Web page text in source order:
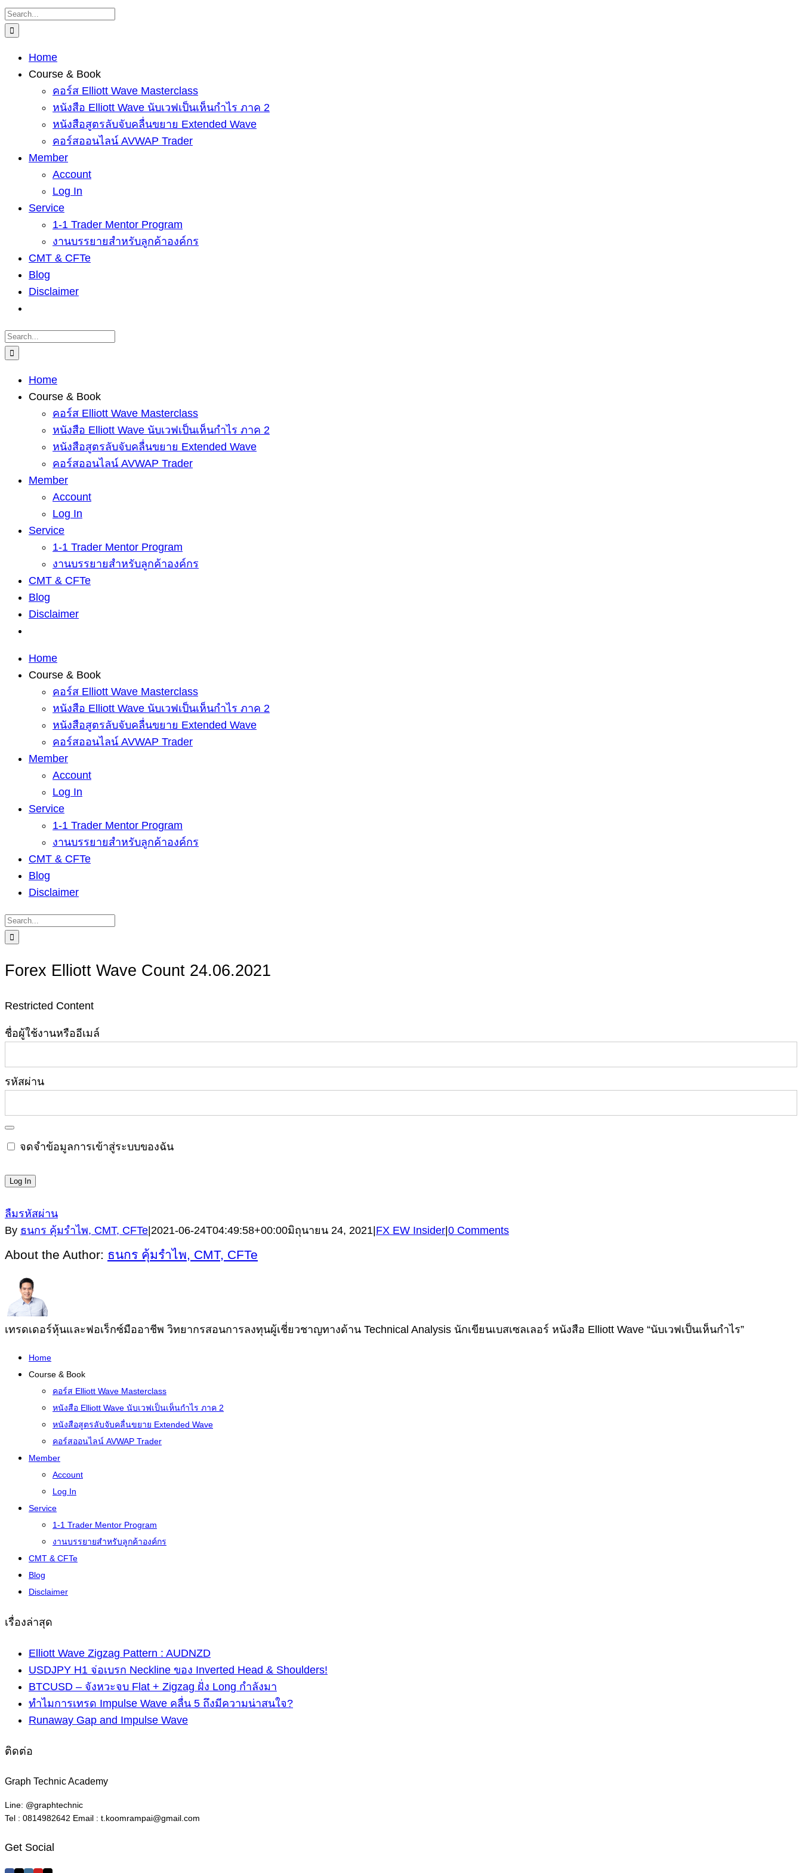
Skip
to
Search
for:
Home
Course & Book
คอร์ส Elliott Wave Masterclass
หนังสือ Elliott Wave นับเวฟเป็นเห็นกำไร ภาค 2
หนังสือสูตรลับจับคลื่นขยาย Extended Wave
คอร์สออนไลน์ AVWAP Trader
Member
Account
Log In
Service
1-1 Trader Mentor Program
งานบรรยายสำหรับลูกค้าองค์กร
CMT & CFTe
Blog
Disclaimer
Search
for:
Home
Course & Book
คอร์ส Elliott Wave Masterclass
หนังสือ Elliott Wave นับเวฟเป็นเห็นกำไร ภาค 2
หนังสือสูตรลับจับคลื่นขยาย Extended Wave
คอร์สออนไลน์ AVWAP Trader
Member
Account
Log In
Service
1-1 Trader Mentor Program
งานบรรยายสำหรับลูกค้าองค์กร
CMT & CFTe
Blog
Disclaimer
Home
Course & Book
คอร์ส Elliott Wave Masterclass
หนังสือ Elliott Wave นับเวฟเป็นเห็นกำไร ภาค 2
หนังสือสูตรลับจับคลื่นขยาย Extended Wave
คอร์สออนไลน์ AVWAP Trader
Member
Account
Log In
Service
1-1 Trader Mentor Program
งานบรรยายสำหรับลูกค้าองค์กร
CMT & CFTe
Blog
Disclaimer
Search
for:
Forex Elliott Wave Count 24.06.2021
Restricted Content
ชื่อผู้ใช้งานหรืออีเมล์
รหัสผ่าน
จดจำข้อมูลการเข้าสู่ระบบของฉัน
ลืมรหัสผ่าน
By ธนกร คุ้มรำไพ, CMT, CFTe|2021-06-24T04:49:58+00:00มิถุนายน 24, 2021|FX EW Insider|0 Comments
About the Author: ธนกร คุ้มรำไพ, CMT, CFTe
เทรดเดอร์หุ้นและฟอเร็กซ์มืออาชีพ วิทยากรสอนการลงทุนผู้เชี่ยวชาญทางด้าน Technical Analysis นักเขียนเบสเซลเลอร์ หนังสือ Elliott Wave “นับเวฟเป็นเห็นกำไร”
Home
Course & Book
คอร์ส Elliott Wave Masterclass
หนังสือ Elliott Wave นับเวฟเป็นเห็นกำไร ภาค 2
หนังสือสูตรลับจับคลื่นขยาย Extended Wave
คอร์สออนไลน์ AVWAP Trader
Member
Account
Log In
Service
1-1 Trader Mentor Program
งานบรรยายสำหรับลูกค้าองค์กร
CMT & CFTe
Blog
Disclaimer
เรื่องล่าสุด
Elliott Wave Zigzag Pattern : AUDNZD
USDJPY H1 จ่อเบรก Neckline ของ Inverted Head & Shoulders!
BTCUSD – จังหวะจบ Flat + Zigzag ฝั่ง Long กำลังมา
ทำไมการเทรด Impulse Wave คลื่น 5 ถึงมีความน่าสนใจ?
Runaway Gap and Impulse Wave
ติดต่อ
Graph Technic Academy
Line: @graphtechnic
Tel : 0814982642 Email : t.koomrampai@gmail.com
Get Social